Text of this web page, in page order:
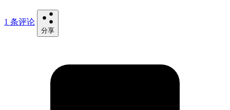
1 条评论
分享